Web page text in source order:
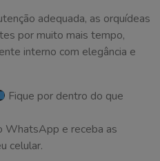
adequada, as orquídeas
por muito mais tempo,
interno com elegância e
Fique por dentro do que
WhatsApp e receba as
celular.